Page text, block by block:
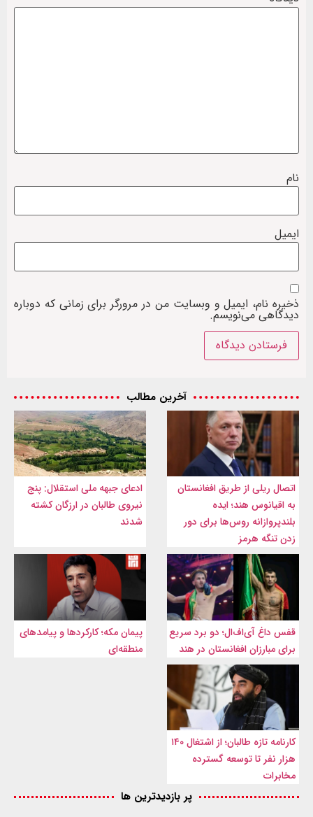
نام
ایمیل
ذخیره نام، ایمیل و وبسایت من در مرورگر برای زمانی که دوباره
دیدگاهی می‌نویسم.
آخرین مطالب
اتصال ریلی از طریق افغانستان
به اقیانوس هند؛ ایده
بلندپروازانه روس‌ها برای دور
زدن تنگه هرمز
ادعای جبهه ملی استقلال: پنج
نیروی طالبان در ارزگان کشته
شدند
قفس داغ آی‌اف‌ال؛ دو برد سریع
برای مبارزان افغانستان در هند
پیمان مکه؛ کارکردها و پیامدهای
منطقه‌ای
کارنامه تازه طالبان؛ از اشتغال ۱۴۰
هزار نفر تا توسعه گسترده
مخابرات
پر بازدیدترین ها